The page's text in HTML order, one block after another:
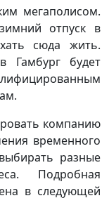
мегаполисом.
отпуск в
сюда жить.
будет
компанию
временного
разные
Подробная
в следующей